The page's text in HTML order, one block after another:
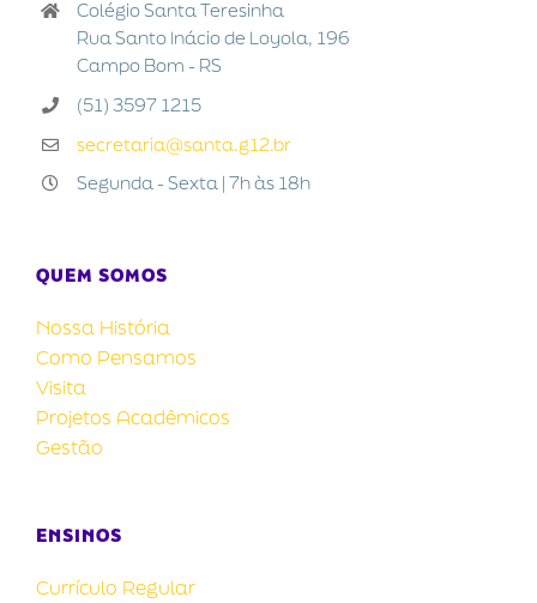
Colégio Santa Teresinha
Rua Santo Inácio de Loyola, 196
Campo Bom - RS
(51) 3597 1215
secretaria@santa.g12.br
Segunda - Sexta | 7h às 18h
QUEM SOMOS
Nossa História
Como Pensamos
Visita
Projetos Acadêmicos
Gestão
ENSINOS
Currículo Regular